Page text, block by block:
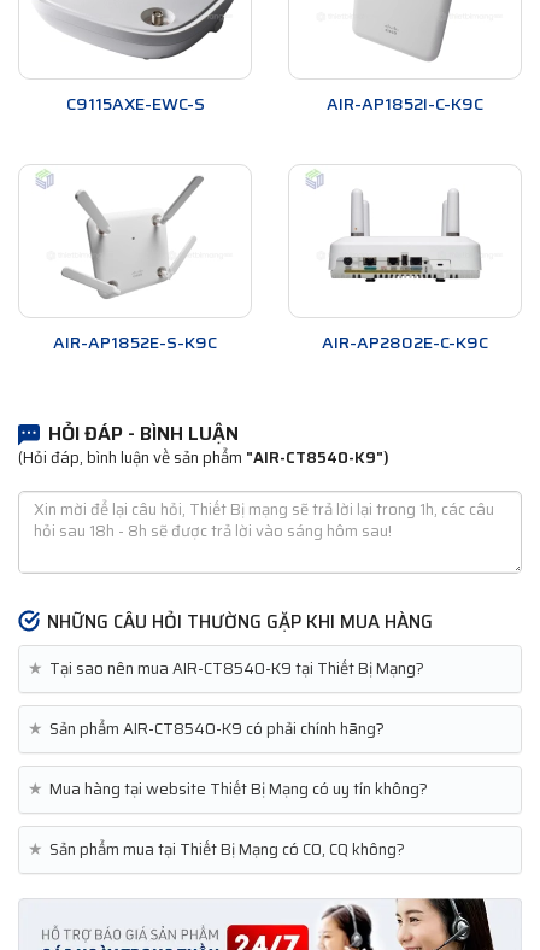
C9115AXE-EWC-S AIR-AP1852I-C-K9C
AIR-AP1852E-S-K9C AIR-AP2802E-C-K9C
HỎI ĐÁP - BÌNH LUẬN
(Hỏi đáp, bình luận về sản phẩm "AIR-CT8540-K9")
NHỮNG CÂU HỎI THƯỜNG GẶP KHI MUA HÀNG
★ Tại sao nên mua AIR-CT8540-K9 tại Thiết Bị Mạng?
★ Sản phẩm AIR-CT8540-K9 có phải chính hãng?
★ Mua hàng tại website Thiết Bị Mạng có uy tín không?
★ Sản phẩm mua tại Thiết Bị Mạng có CO, CQ không?